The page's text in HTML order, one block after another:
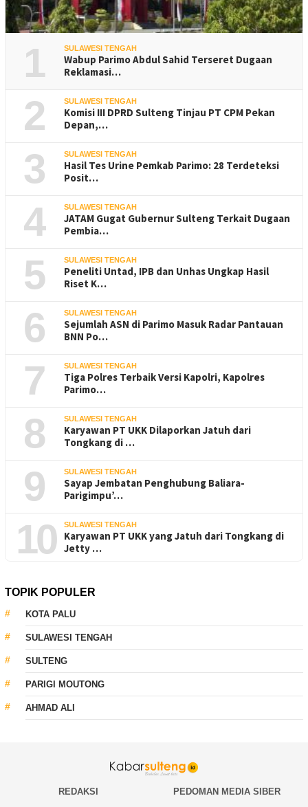
1 SULAWESI TENGAH
Wabup Parimo Abdul Sahid Terseret Dugaan
Reklamasi…
2 SULAWESI TENGAH
Komisi III DPRD Sulteng Tinjau PT CPM Pekan
Depan,…
3 SULAWESI TENGAH
Hasil Tes Urine Pemkab Parimo: 28 Terdeteksi
Posit…
4 SULAWESI TENGAH
JATAM Gugat Gubernur Sulteng Terkait Dugaan
Pembia…
5 SULAWESI TENGAH
Peneliti Untad, IPB dan Unhas Ungkap Hasil
Riset K…
6 SULAWESI TENGAH
Sejumlah ASN di Parimo Masuk Radar Pantauan
BNN Po…
7 SULAWESI TENGAH
Tiga Polres Terbaik Versi Kapolri, Kapolres
Parimo…
8 SULAWESI TENGAH
Karyawan PT UKK Dilaporkan Jatuh dari
Tongkang di …
9 SULAWESI TENGAH
Sayap Jembatan Penghubung Baliara-
Parigimpu’…
10 SULAWESI TENGAH
Karyawan PT UKK yang Jatuh dari Tongkang di
Jetty …
TOPIK POPULER
KOTA PALU
SULAWESI TENGAH
SULTENG
PARIGI MOUTONG
AHMAD ALI
REDAKSI
PEDOMAN MEDIA SIBER